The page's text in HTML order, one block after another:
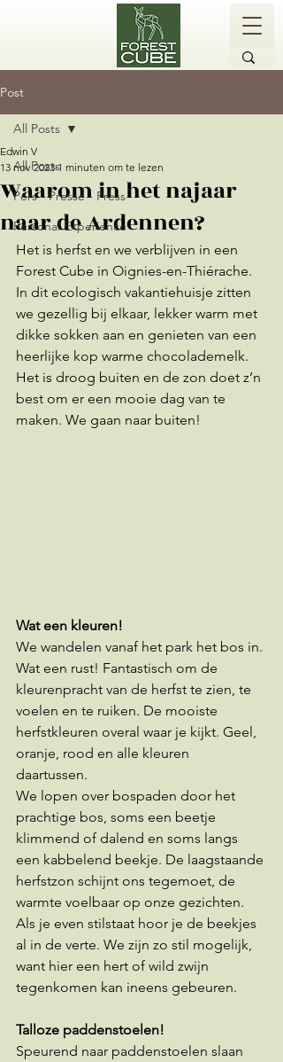
Post
All Posts
Pers - Presse - Press
Personal Experience
All Posts
Waarom in het najaar
naar de Ardennen?
Edwin V
13 nov 2023 1 minuten om te lezen
Het is herfst en we verblijven in een
Forest Cube in Oignies-en-Thiérache.
In dit ecologisch vakantiehuisje zitten
we gezellig bij elkaar, lekker warm met
dikke sokken aan en genieten van een
heerlijke kop warme chocolademelk.
Het is droog buiten en de zon doet z’n
best om er een mooie dag van te
maken. We gaan naar buiten!
Wat een kleuren!
We wandelen vanaf het park het bos in.
Wat een rust! Fantastisch om de
kleurenpracht van de herfst te zien, te
voelen en te ruiken. De mooiste
herfstkleuren overal waar je kijkt. Geel,
oranje, rood en alle kleuren
daartussen.
We lopen over bospaden door het
prachtige bos, soms een beetje
klimmend of dalend en soms langs
een kabbelend beekje. De laagstaande
herfstzon schijnt ons tegemoet, de
warmte voelbaar op onze gezichten.
Als je even stilstaat hoor je de beekjes
al in de verte. We zijn zo stil mogelijk,
want hier een hert of wild zwijn
tegenkomen kan ineens gebeuren.
Talloze paddenstoelen!
Speurend naar paddenstoelen slaan